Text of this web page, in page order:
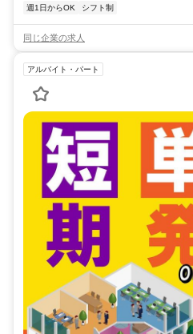
週1日からOK シフト制
同じ企業の求人
アルバイト・パート